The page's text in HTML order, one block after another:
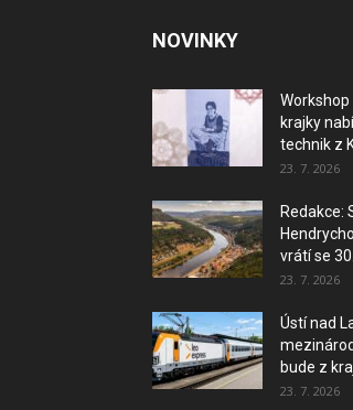
NOVINKY
krajky
technik z
23. 7. 2026
Redakce:
vrátí se
23. 7. 2026
Ústí nad
bude z
23. 7. 2026